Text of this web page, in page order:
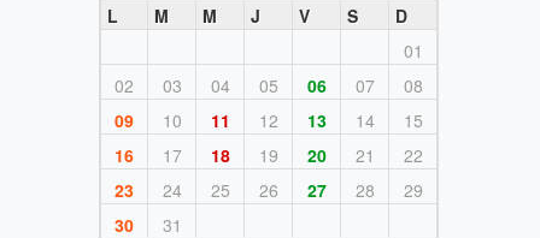
L
M M J V S
D
01
02
03 04 05 06 07
08
09
10 11 12 13 14
15
16
17 18 19 20 21
22
23
24 25 26 27 28
29
30
31